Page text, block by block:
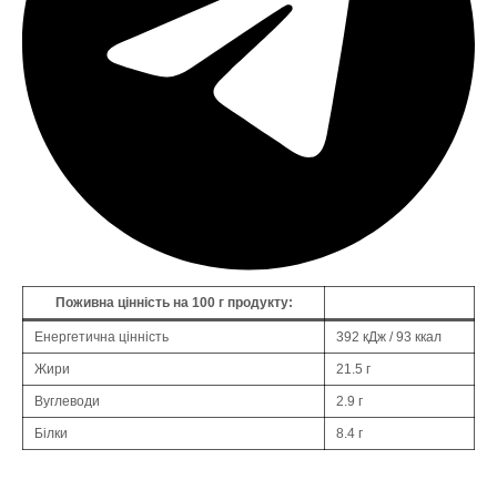
Поживна цінність на 100 г продукту:
Енергетична цінність 392 кДж / 93 ккал
Жири 21.5 г
Вуглеводи 2.9 г
Білки 8.4 г